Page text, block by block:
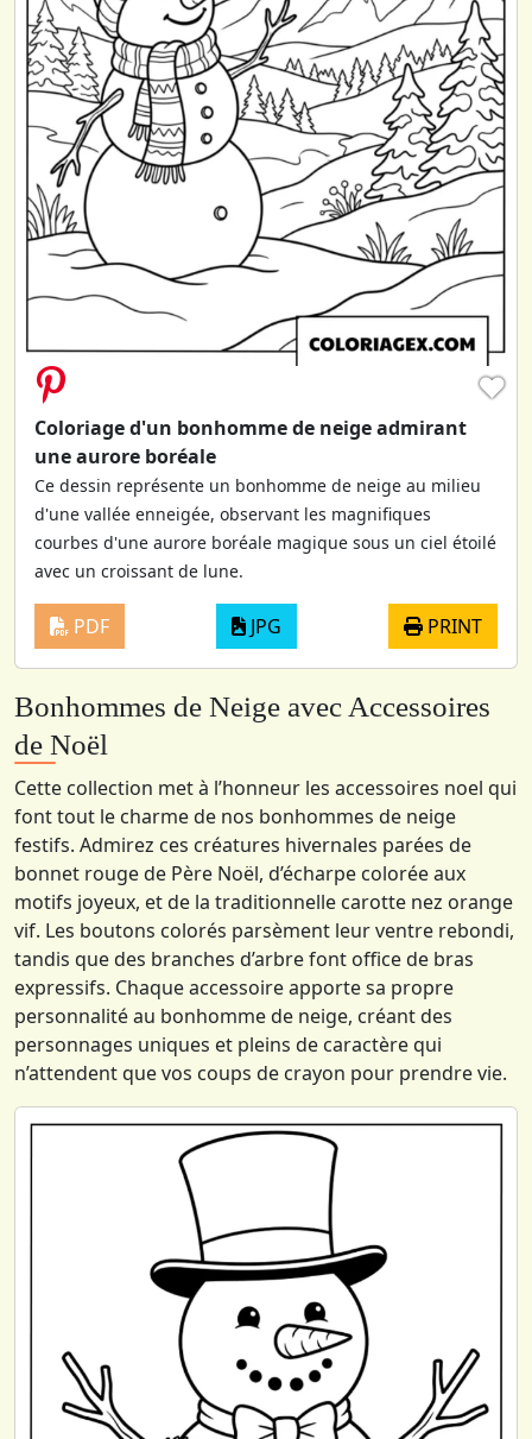
♥
Coloriage d'un bonhomme de neige admirant
une aurore boréale
Ce dessin représente un bonhomme de neige au milieu
d'une vallée enneigée, observant les magnifiques
courbes d'une aurore boréale magique sous un ciel étoilé
avec un croissant de lune.
PDF JPG PRINT
Bonhommes de Neige avec Accessoires
de Noël
Cette collection met à l’honneur les accessoires noel qui
font tout le charme de nos bonhommes de neige
festifs. Admirez ces créatures hivernales parées de
bonnet rouge de Père Noël, d’écharpe colorée aux
motifs joyeux, et de la traditionnelle carotte nez orange
vif. Les boutons colorés parsèment leur ventre rebondi,
tandis que des branches d’arbre font office de bras
expressifs. Chaque accessoire apporte sa propre
personnalité au bonhomme de neige, créant des
personnages uniques et pleins de caractère qui
n’attendent que vos coups de crayon pour prendre vie.